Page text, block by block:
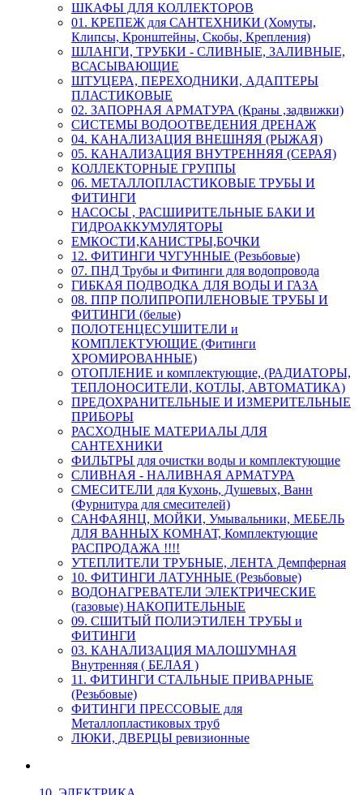
ШКАФЫ ДЛЯ КОЛЛЕКТОРОВ
01. КРЕПЕЖ для САНТЕХНИКИ (Хомуты,
Клипсы, Кронштейны, Скобы, Крепления)
ШЛАНГИ, ТРУБКИ - СЛИВНЫЕ, ЗАЛИВНЫЕ,
ВСАСЫВАЮЩИЕ
ШТУЦЕРА, ПЕРЕХОДНИКИ, АДАПТЕРЫ
ПЛАСТИКОВЫЕ
02. ЗАПОРНАЯ АРМАТУРА (Краны ,задвижки)
СИСТЕМЫ ВОДООТВЕДЕНИЯ ДРЕНАЖ
04. КАНАЛИЗАЦИЯ ВНЕШНЯЯ (РЫЖАЯ)
05. КАНАЛИЗАЦИЯ ВНУТРЕННЯЯ (СЕРАЯ)
КОЛЛЕКТОРНЫЕ ГРУППЫ
06. МЕТАЛЛОПЛАСТИКОВЫЕ ТРУБЫ И
ФИТИНГИ
НАСОСЫ , РАСШИРИТЕЛЬНЫЕ БАКИ И
ГИДРОАККУМУЛЯТОРЫ
ЕМКОСТИ,КАНИСТРЫ,БОЧКИ
12. ФИТИНГИ ЧУГУННЫЕ (Резьбовые)
07. ПНД Трубы и Фитинги для водопровода
ГИБКАЯ ПОДВОДКА ДЛЯ ВОДЫ И ГАЗА
08. ППР ПОЛИПРОПИЛЕНОВЫЕ ТРУБЫ И
ФИТИНГИ (белые)
ПОЛОТЕНЦЕСУШИТЕЛИ и
КОМПЛЕКТУЮЩИЕ (Фитинги
ХРОМИРОВАННЫЕ)
ОТОПЛЕНИЕ и комплектующие, (РАДИАТОРЫ,
ТЕПЛОНОСИТЕЛИ, КОТЛЫ, АВТОМАТИКА)
ПРЕДОХРАНИТЕЛЬНЫЕ И ИЗМЕРИТЕЛЬНЫЕ
ПРИБОРЫ
РАСХОДНЫЕ МАТЕРИАЛЫ ДЛЯ
САНТЕХНИКИ
ФИЛЬТРЫ для очистки воды и комплектующие
СЛИВНАЯ - НАЛИВНАЯ АРМАТУРА
СМЕСИТЕЛИ для Кухонь, Душевых, Ванн
(Фурнитура для смесителей)
САНФАЯНЦ, МОЙКИ, Умывальники, МЕБЕЛЬ
ДЛЯ ВАННЫХ КОМНАТ, Комплектующие
РАСПРОДАЖА !!!!
УТЕПЛИТЕЛИ ТРУБНЫЕ, ЛЕНТА Демпферная
10. ФИТИНГИ ЛАТУННЫЕ (Резьбовые)
ВОДОНАГРЕВАТЕЛИ ЭЛЕКТРИЧЕСКИЕ
(газовые) НАКОПИТЕЛЬНЫЕ
09. СШИТЫЙ ПОЛИЭТИЛЕН ТРУБЫ и
ФИТИНГИ
03. КАНАЛИЗАЦИЯ МАЛОШУМНАЯ
Внутренняя ( БЕЛАЯ )
11. ФИТИНГИ СТАЛЬНЫЕ ПРИВАРНЫЕ
(Резьбовые)
ФИТИНГИ ПРЕССОВЫЕ для
Металлопластиковых труб
ЛЮКИ, ДВЕРЦЫ ревизионные